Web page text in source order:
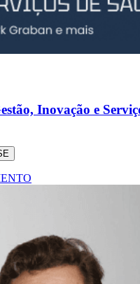
Inovação e